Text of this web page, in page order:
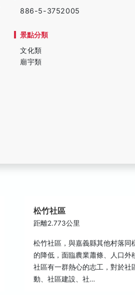
886-5-3752005
景點分類
文化類
廟宇類
松竹社區
距離2.773公里
松竹社區，與嘉義縣其他村落同
的降低，面臨農業蕭條、人口外
社區有一群熱心的志工，對於社
動、社區建設、社…